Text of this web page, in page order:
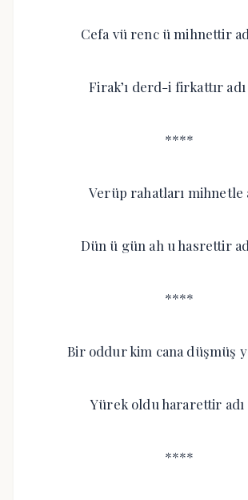
Cefa vü renc ü mihnettir
Firak’ı derd-i firkattır
****
Verüp rahatları mihnetle
Dün ü gün ah u hasrettir
****
Bir oddur kim cana düşmüş
Yürek oldu hararettir adı
****